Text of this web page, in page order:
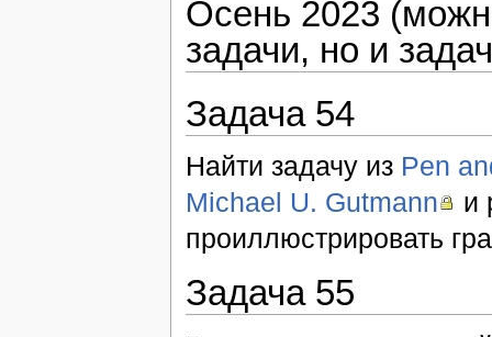
Осень 2023
задачи, но и
Задача 54
Найти задачу из Pen
Michael U. Gutmann
и
проиллюстрировать
Задача 55